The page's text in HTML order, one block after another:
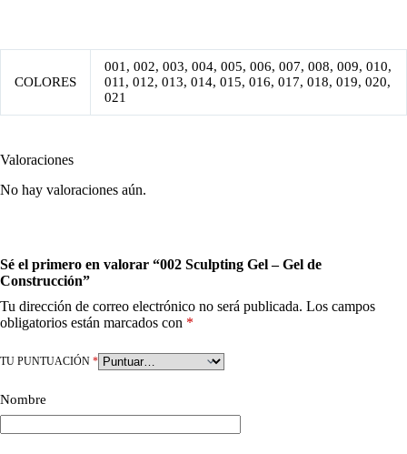
COLORES
001, 002, 003, 004, 005, 006, 007, 008, 009, 010,
011, 012, 013, 014, 015, 016, 017, 018, 019, 020,
021
Valoraciones
No hay valoraciones aún.
Sé el primero en valorar “002 Sculpting Gel – Gel de
Construcción”
Tu dirección de correo electrónico no será publicada. Los campos
obligatorios están marcados con *
TU PUNTUACIÓN *
Nombre